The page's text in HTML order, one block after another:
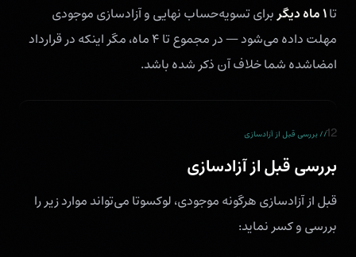
تا۱ ماه دیگر
برای تسویه‌حساب نهایی و آزادسازی موجودی
مهلت داده می‌شود — در مجموع تا ۴ ماه، مگر اینکه در قرارداد
امضاشده شما خلاف آن ذکر شده باشد.
12// بررسی قبل از آزادسازی
بررسی قبل از آزادسازی
قبل از آزادسازی هرگونه موجودی، لوکسوتا می‌تواند موارد زیر را
بررسی و کسر نماید: